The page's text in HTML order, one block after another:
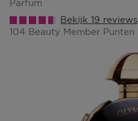
parfum
Bekijk 19 reviews
104 Beauty Member Punten